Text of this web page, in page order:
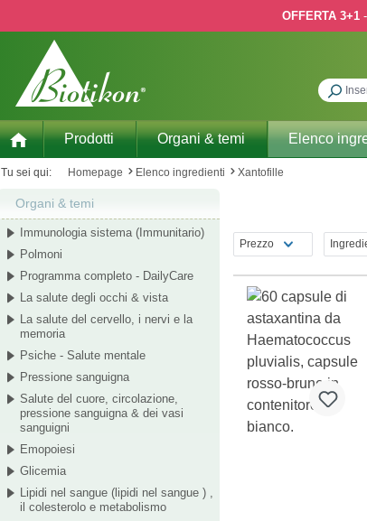
OFFERTA 3+1-
Prodotti Organi & temi Elenco
Tu sei qui: Homepage Elenco ingredienti Xantofille
Organi & temi
Immunologia sistema (Immunitario)
Polmoni
Programma completo - DailyCare
La salute degli occhi & vista
La salute del cervello, i nervi e la
memoria
Psiche - Salute mentale
Pressione sanguigna
Salute del cuore, circolazione,
pressione sanguigna & dei vasi
sanguigni
Emopoiesi
Glicemia
Lipidi nel sangue (lipidi nel sangue ) ,
il colesterolo e metabolismo
Prezzo